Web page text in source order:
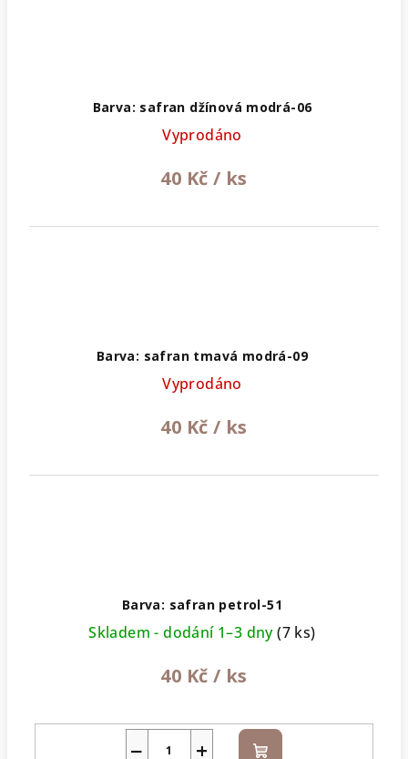
Barva: safran džínová modrá-06
Vyprodáno
40 Kč / ks
Barva: safran tmavá modrá-09
Vyprodáno
40 Kč / ks
Barva: safran petrol-51
Skladem - dodání 1–3 dny(7 ks)
40 Kč / ks
+
−